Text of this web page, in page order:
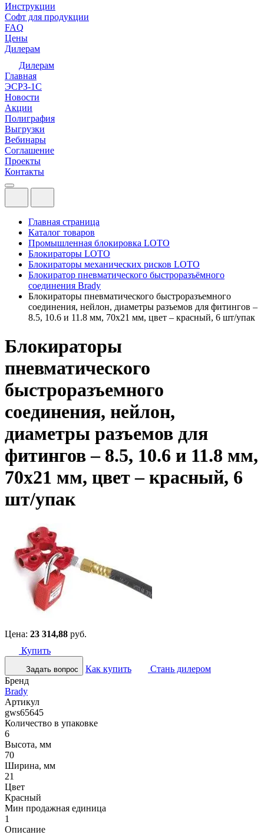
Инструкции
Софт для продукции
FAQ
Цены
Дилерам
Дилерам
Главная
ЭСРЗ-1С
Новости
Акции
Полиграфия
Выгрузки
Вебинары
Соглашение
Проекты
Контакты
Главная страница
Каталог товаров
Промышленная блокировка LOTO
Блокираторы LOTO
Блокираторы механических рисков LOTO
Блокиратор пневматического быстроразъёмного
соединения Brady
Блокираторы пневматического быстроразъемного
соединения, нейлон, диаметры разъемов для фитингов –
8.5, 10.6 и 11.8 мм, 70х21 мм, цвет – красный, 6 шт/упак
Блокираторы
пневматического
быстроразъемного
соединения, нейлон,
диаметры разъемов для
фитингов – 8.5, 10.6 и 11.8 мм,
70х21 мм, цвет – красный, 6
шт/упак
Цена: 23 314,88 руб.
Купить
Задать вопрос Как купить
Стань дилером
Бренд
Brady
Артикул
gws65645
Количество в упаковке
6
Высота, мм
70
Ширина, мм
21
Цвет
Красный
Мин продажная единица
1
Описание